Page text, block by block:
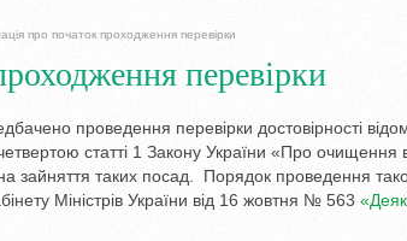
про початок проходження перевірки
перевірки
проведення перевірки достовірності
статті 1 Закону України «Про
зайняття таких посад. Порядок проведення
Міністрів України від 16 жовтня № 563